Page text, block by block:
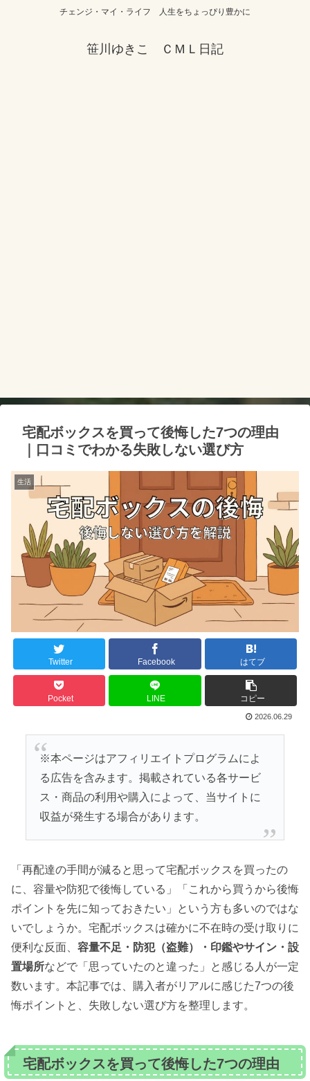
チェンジ・マイ・ライフ 人生をちょっぴり豊かに
笹川ゆきこ ＣＭＬ日記
宅配ボックスを買って後悔した7つの理由
｜口コミでわかる失敗しない選び方
生活
Twitter Facebook はてブ
Pocket LINE コピー
2026.06.29
※本ページはアフィリエイトプログラムによ
る広告を含みます。掲載されている各サービ
ス・商品の利用や購入によって、当サイトに
収益が発生する場合があります。
「再配達の手間が減ると思って宅配ボックスを買ったの
に、容量や防犯で後悔している」「これから買うから後悔
ポイントを先に知っておきたい」という方も多いのではな
いでしょうか。宅配ボックスは確かに不在時の受け取りに
便利な反面、 容量不足・防犯（盗難）・印鑑やサイン・設
置場所などで「思っていたのと違った」と感じる人が一定
数います。本記事では、購入者がリアルに感じた7つの後
悔ポイントと、失敗しない選び方を整理します。
宅配ボックスを買って後悔した7つの理由